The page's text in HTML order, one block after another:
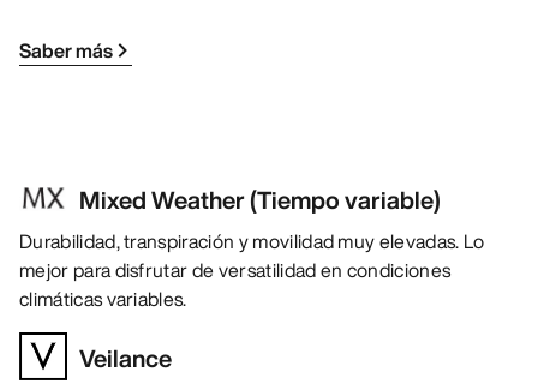
Saber más
Mixed Weather (Tiempo variable)
Durabilidad, transpiración y movilidad muy elevadas. Lo
mejor para disfrutar de versatilidad en condiciones
climáticas variables.
Veilance